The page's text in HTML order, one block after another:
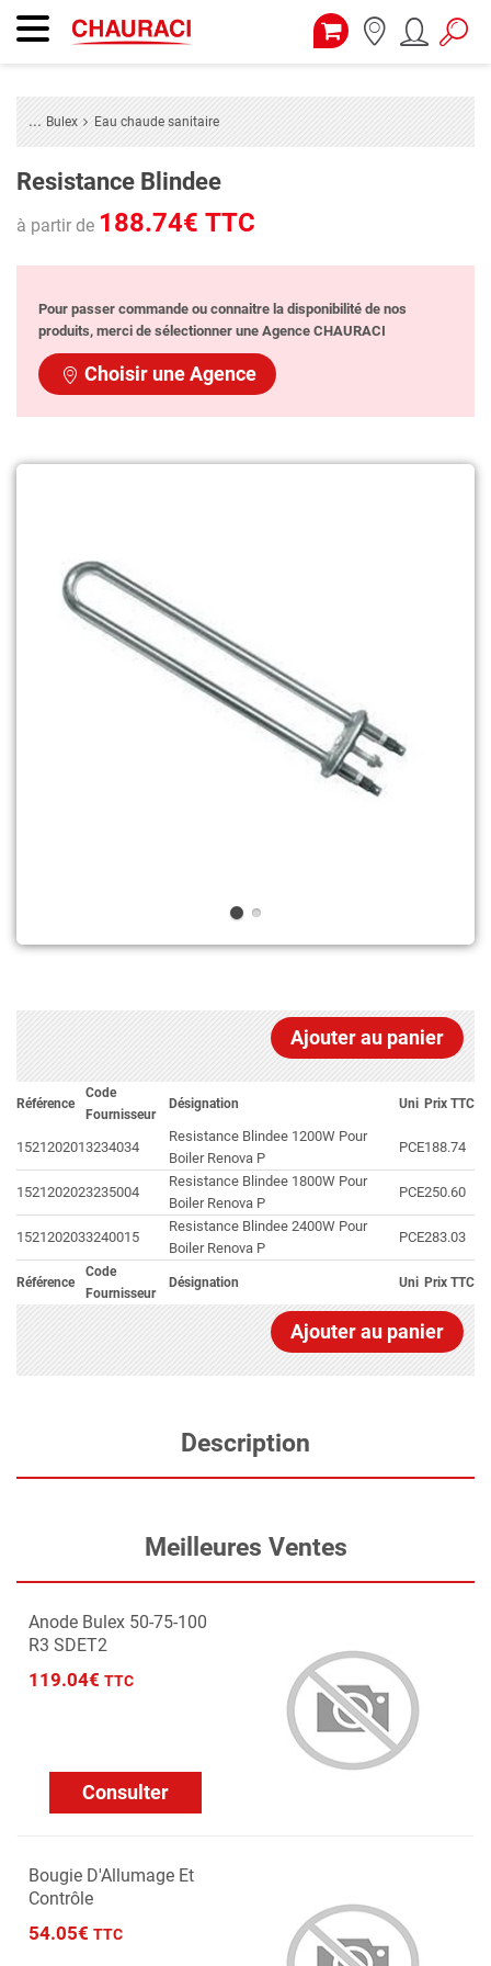
Bulex Eau chaude sanitaire
Resistance Blindee
à partir de 188.74€ TTC
Pour passer commande ou connaitre la disponibilité de nos
produits, merci de sélectionner une Agence CHAURACI
Choisir une Agence
Ajouter au panier
Référence
Code
Fournisseur
Désignation Uni Prix TTC
Référence
Code
Fournisseur
Désignation Uni Prix TTC
1521202013234034
Resistance Blindee 1200W Pour
Boiler Renova P
PCE188.74
1521202023235004
Resistance Blindee 1800W Pour
Boiler Renova P
PCE250.60
1521202033240015
Resistance Blindee 2400W Pour
Boiler Renova P
PCE283.03
Ajouter au panier
Description
Meilleures Ventes
Anode Bulex 50-75-100
R3 SDET2
119.04€ TTC
Consulter
Bougie D'Allumage Et
Contrôle
54.05€ TTC